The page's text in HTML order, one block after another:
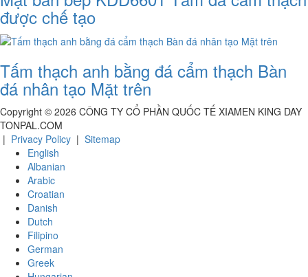
được chế tạo
Tấm thạch anh bằng đá cẩm thạch Bàn
đá nhân tạo Mặt trên
Copyright © 2026 CÔNG TY CỔ PHẦN QUỐC TẾ XIAMEN KING DAY
TONPAL.COM
| Privacy Policy | Sitemap
English
Albanian
Arabic
Croatian
Danish
Dutch
Filipino
German
Greek